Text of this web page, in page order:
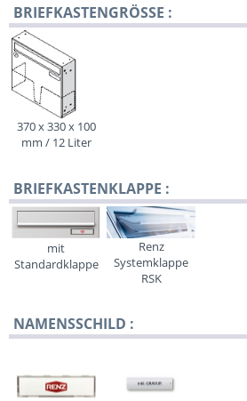
BRIEFKASTENGRÖSSE :
370 x 330 x 100
mm / 12 Liter
BRIEFKASTENKLAPPE :
mit
Standardklappe
Renz
Systemklappe
RSK
NAMENSSCHILD :